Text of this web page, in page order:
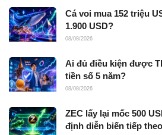
Cá voi mua 152 triệu
1.900 USD?
08/08/2026
Ai đủ điều kiện được
tiền số 5 năm?
08/08/2026
ZEC lấy lại mốc 500
định diễn biến tiếp theo